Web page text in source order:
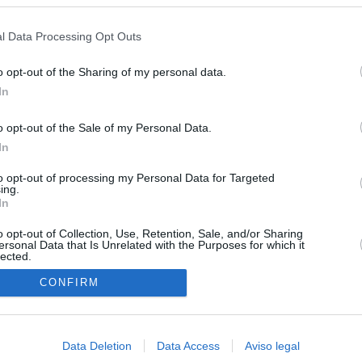
Data Processing Opt Outs
opt-out of the Sharing of my personal data.
opt-out of the Sale of my Personal Data.
opt-out of processing my Personal Data for Targeted
opt-out of Collection, Use, Retention, Sale, and/or Sharing
Data that Is Unrelated with the Purposes for which it
CONFIRM
Data Deletion Data Access Aviso legal
de la embestida de Meloni contra España por la crisis de Ceuta
en directo | Los primeros viajeros que llegan desde Italia
“Es ridículo que suceda esto”
que 70.000 personas se muevan sin que
algo"
a Schengen: Sánchez responde a Meloni